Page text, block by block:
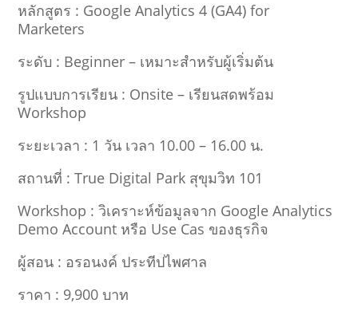
หลักสูตร : Google Analytics 4 (GA4) for
Marketers
ระดับ : Beginner – เหมาะสำหรับผู้เริ่มต้น
รูปแบบการเรียน : Onsite – เรียนสดพร้อม
Workshop
ระยะเวลา : 1 วัน เวลา 10.00 – 16.00 น.
สถานที่ : True Digital Park สุขุมวิท 101
Workshop : วิเคราะห์ข้อมูลจาก Google Analytics
Demo Account หรือ Use Cas ของธุรกิจ
ผู้สอน : อรอนงค์ ประทีปไพศาล
ราคา : 9,900 บาท